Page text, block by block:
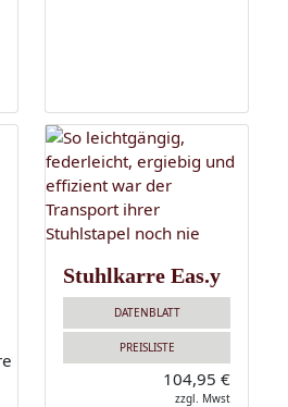
Stuhlkarre Eas.y
DATENBLATT
PREISLISTE
104,95 €
zzgl. Mwst